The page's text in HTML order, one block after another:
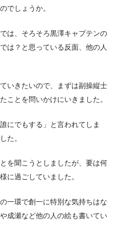
でしょうか。
は、そろそろ黒澤キャプテンの
は？と思っている反面、他の人
いきたいので、まずは副操縦士
ことを問いかけにいきました。
にでもする」と言われてしま
た。
を聞こうとしましたが、要は何
に過ごしていました。
一環で創一に特別な気持ちはな
成瀬など他の人の絵も書いてい